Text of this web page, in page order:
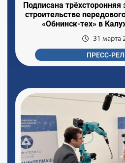
Подписана трёхсторонняя
строительстве
«Обнинск-тех» в
31 марта
ПРЕСС-